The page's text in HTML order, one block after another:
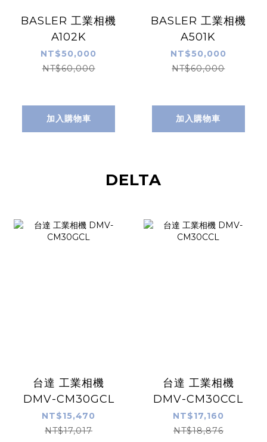
BASLER 工業相機
A102K
NT$50,000
NT$60,000
加入購物車
BASLER 工業相機
A501K
NT$50,000
NT$60,000
加入購物車
DELTA
台達 工業相機
DMV-CM30GCL
NT$15,470
NT$17,017
台達 工業相機
DMV-CM30CCL
NT$17,160
NT$18,876